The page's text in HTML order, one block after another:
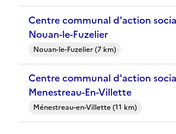
Centre communal d'action sociale (CCAS) -
Nouan-le-Fuzelier
Nouan-le-Fuzelier (7 km)
Centre communal d'action sociale (CCAS) -
Menestreau-En-Villette
Ménestreau-en-Villette (11 km)